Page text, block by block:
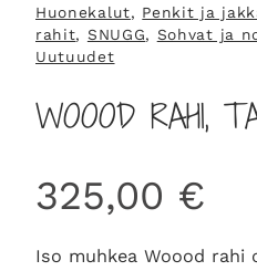
Huonekalut, Penkit ja
rahit, SNUGG, Sohvat ja
Uutuudet
WOOOD RAHI,
325,00 €
Iso muhkea Woood rahi